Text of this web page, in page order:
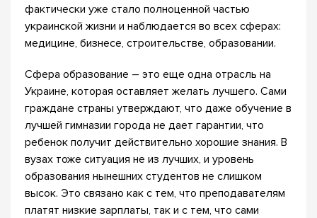
фактически уже стало полноценной частью
украинской жизни и наблюдается во всех сферах:
медицине, бизнесе, строительстве, образовании.
Сфера образование – это еще одна отрасль на
Украине, которая оставляет желать лучшего. Сами
граждане страны утверждают, что даже обучение в
лучшей гимназии города не дает гарантии, что
ребенок получит действительно хорошие знания. В
вузах тоже ситуация не из лучших, и уровень
образования нынешних студентов не слишком
высок. Это связано как с тем, что преподавателям
платят низкие зарплаты, так и с тем, что сами